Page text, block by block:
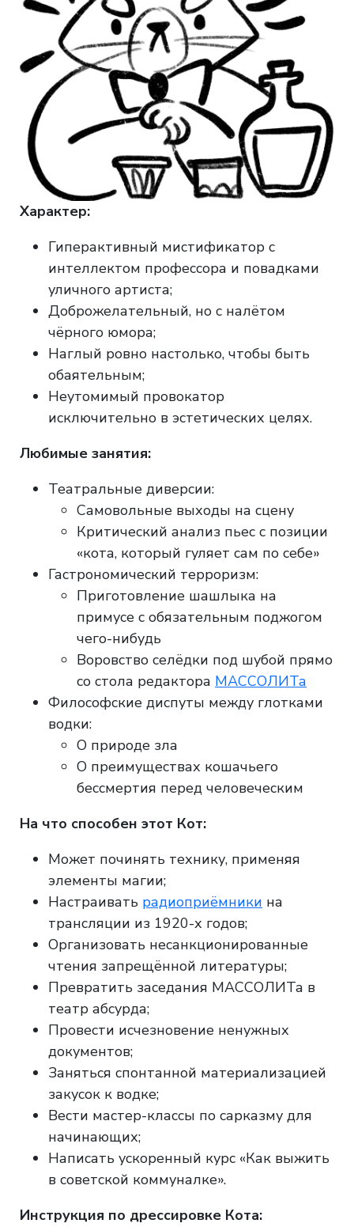
Характер:
Гиперактивный мистификатор с
интеллектом профессора и повадками
уличного артиста;
Доброжелательный, но с налётом
чёрного юмора;
Наглый ровно настолько, чтобы быть
обаятельным;
Неутомимый провокатор
исключительно в эстетических целях.
Любимые занятия:
Театральные диверсии:
Самовольные выходы на сцену
Критический анализ пьес с позиции
«кота, который гуляет сам по себе»
Гастрономический терроризм:
Приготовление шашлыка на
примусе с обязательным поджогом
чего-нибудь
Воровство селёдки под шубой прямо
со стола редактора МАССОЛИТа
Философские диспуты между глотками
водки:
О природе зла
О преимуществах кошачьего
бессмертия перед человеческим
На что способен этот Кот:
Может починять технику, применяя
элементы магии;
Настраивать радиоприёмники на
трансляции из 1920-х годов;
Организовать несанкционированные
чтения запрещённой литературы;
Превратить заседания МАССОЛИТа в
театр абсурда;
Провести исчезновение ненужных
документов;
Заняться спонтанной материализацией
закусок к водке;
Вести мастер-классы по сарказму для
начинающих;
Написать ускоренный курс «Как выжить
в советской коммуналке».
Инструкция по дрессировке Кота: